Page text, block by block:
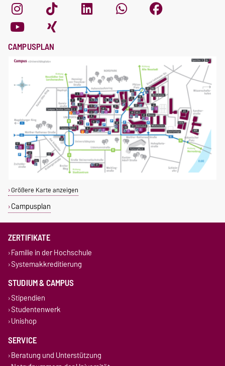
CAMPUSPLAN
Größere Karte anzeigen
Campusplan
ZERTIFIKATE
Familie in der Hochschule
Systemakkreditierung
STUDIUM & CAMPUS
Stipendien
Studentenwerk
Unishop
SERVICE
Beratung und Unterstützung